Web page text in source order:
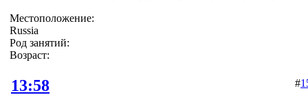
Местоположение:
Russia
Род занятий:
Возраст:
13:58 #